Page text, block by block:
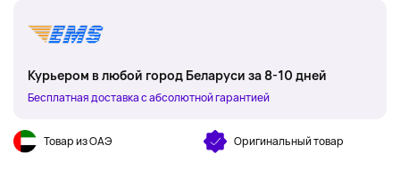
Курьером в любой город Беларуси за 8-10 дней
Бесплатная доставка с абсолютной гарантией
Товар из ОАЭ Оригинальный товар